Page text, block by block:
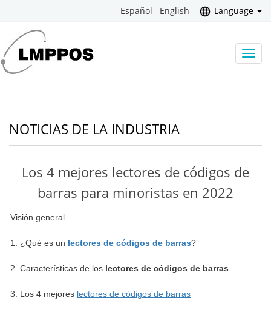
Language
Español English
NOTICIAS DE LA INDUSTRIA
Los 4 mejores lectores de códigos de
barras para minoristas en 2022
Visión general
1. ¿Qué es un lectores de códigos de barras?
2. Características de los lectores de códigos de barras
3. Los 4 mejores lectores de códigos de barras